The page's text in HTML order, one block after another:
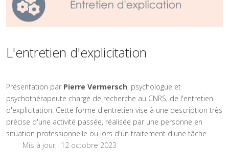
L'entretien d'explicitation
Présentation par Pierre Vermersch, psychologue et
psychothérapeute chargé de recherche au CNRS, de l'entretien
d'explicitation. Cette forme d'entretien vise à une description très
précise d'une activité passée, réalisée par une personne en
situation professionnelle ou lors d'un traitement d'une tâche.
Mis à jour : 12 octobre 2023